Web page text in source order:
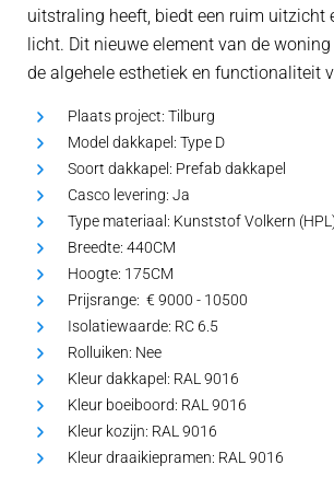
uitstraling heeft, biedt een ruim uitzicht
licht. Dit nieuwe element van de
de algehele esthetiek en functionaliteit
Plaats project: Tilburg
Model dakkapel: Type D
Soort dakkapel: Prefab dakkapel
Casco levering: Ja
Type materiaal: Kunststof Volkern
Breedte: 440CM
Hoogte: 175CM
Prijsrange: € 9000 - 10500
Isolatiewaarde: RC 6.5
Rolluiken: Nee
Kleur dakkapel: RAL 9016
Kleur boeiboord: RAL 9016
Kleur kozijn: RAL 9016
Kleur draaikiepramen: RAL 9016